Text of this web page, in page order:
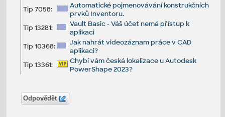
Tip 7058:
Automatické pojmenovávání konstrukčních
prvků Inventoru.
Tip 13281:
Vault Basic - Váš účet nemá přístup k
aplikaci
Tip 10368:
Jak nahrát videozáznam práce v CAD
aplikaci?
Tip 13361:
Chybí vám česká lokalizace u Autodesk
PowerShape 2023?
Odpovědět